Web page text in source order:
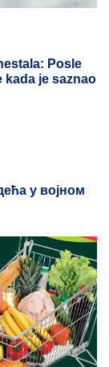
Posle
kada je saznao
у војном